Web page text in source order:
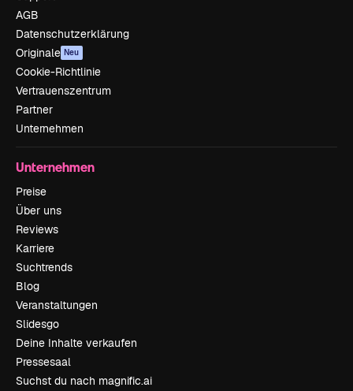
AGB
Datenschutzerklärung
Originale Neu
Cookie-Richtlinie
Vertrauenszentrum
Partner
Unternehmen
Unternehmen
Preise
Über uns
Reviews
Karriere
Suchtrends
Blog
Veranstaltungen
Slidesgo
Deine Inhalte verkaufen
Pressesaal
Suchst du nach magnific.ai